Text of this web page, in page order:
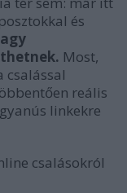
és
Most,
csalással
reális
linkekre
csalásokról